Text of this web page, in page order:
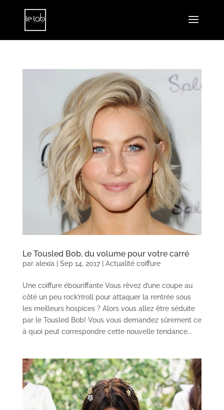
Le Tousled Bob, du volume pour votre carré
par alexia | Sep 14, 2017| Actualité coiffure
Une coiffure ébouriffante Vous rêvez d’une coupe au
côté un peu rock’n’roll pour attaquer la rentrée sous
les meilleurs hospices ? Alors vous allez être séduite
par le Tousled Bob! Vous vous demandez sûrement ce
à quoi peut correspondre cette nouvelle tendance...